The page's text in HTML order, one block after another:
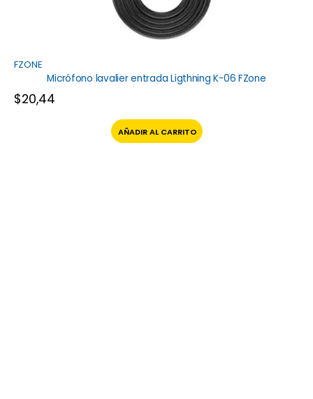
FZONE
Micrófono lavalier entrada Ligthning K-06 FZone
$20,44
AÑADIR AL CARRITO